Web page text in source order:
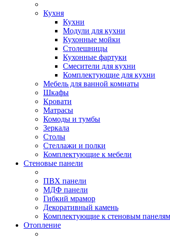
Кухня
Кухни
Модули для кухни
Кухонные мойки
Столешницы
Кухонные фартуки
Смесители для кухни
Комплектующие для кухни
Мебель для ванной комнаты
Шкафы
Кровати
Матрасы
Комоды и тумбы
Зеркала
Столы
Стеллажи и полки
Комплектующие к мебели
Стеновые панели
ПВХ панели
МДФ панели
Гибкий мрамор
Декоративный камень
Комплектующие к стеновым панелям
Отопление